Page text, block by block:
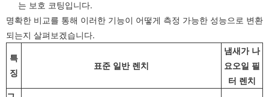
는 보호 코팅입니다.
명확한 비교를 통해 이러한 기능이 어떻게 측정 가능한 성능으로 변환
되는지 살펴보겠습니다.
특
징
표준 일반 렌치
냄새가 나
요오일 필
터 렌치